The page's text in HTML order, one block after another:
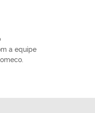
a equipe